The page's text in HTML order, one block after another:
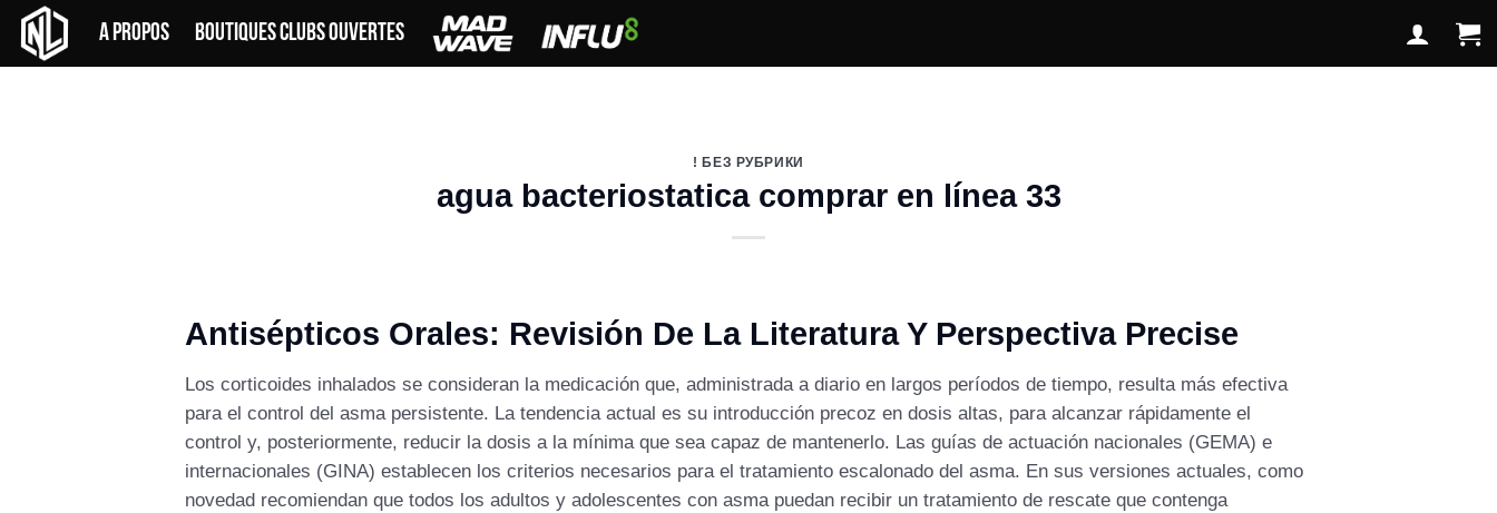
Skip
content
A PROPOS BOUTIQUES CLUBS OUVERTES
! БЕЗ РУБРИКИ
agua bacteriostatica comprar en línea 33
Antisépticos Orales: Revisión De La Literatura Y Perspectiva Precise
Los corticoides inhalados se consideran la medicación que, administrada a diario en largos períodos de tiempo, resulta más efectiva
para el control del asma persistente. La tendencia actual es su introducción precoz en dosis altas, para alcanzar rápidamente el
control y, posteriormente, reducir la dosis a la mínima que sea capaz de mantenerlo. Las guías de actuación nacionales (GEMA) e
internacionales (GINA) establecen los criterios necesarios para el tratamiento escalonado del asma. En sus versiones actuales, como
novedad recomiendan que todos los adultos y adolescentes con asma puedan recibir un tratamiento de rescate que contenga